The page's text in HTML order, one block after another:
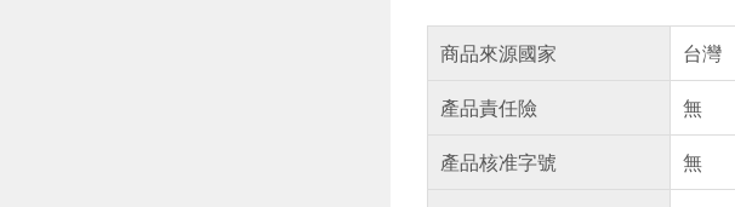
商品來源國家
台灣
產品責任險
無
產品核准字號
無